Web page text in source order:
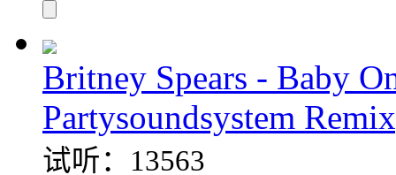
Britney Spears - Baby
Partysoundsystem
试听：13563